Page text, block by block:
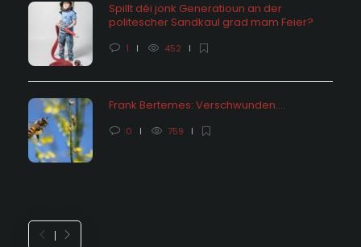
Spillt déi jonk Generatioun an der
politescher Sandkaul grad mam Feier?
1 452
Frank Bertemes: Verschwunden….
0 759